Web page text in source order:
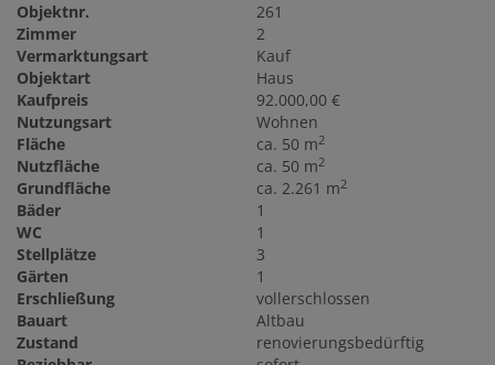
Objektnr.
261
Zimmer
2
Vermarktungsart
Kauf
Objektart
Haus
Kaufpreis
92.000,00 €
Nutzungsart
Wohnen
Fläche
ca. 50 m2
Nutzfläche ca. 50 m2
Grundfläche ca. 2.261 m2
Bäder
1
WC
1
Stellplätze
3
Gärten
1
Erschließung
vollerschlossen
Bauart
Altbau
Zustand
renovierungsbedürftig